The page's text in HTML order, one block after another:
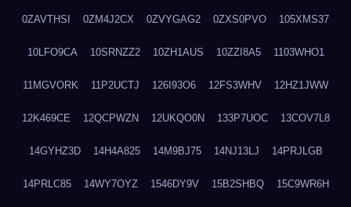
0ZAVTHSI 0ZM4J2CX 0ZVYGAG2 0ZXS0PVO 105XMS37
10LFO9CA 10SRNZZ2 10ZH1AUS 10ZZI8A5 1103WHO1
11MGVORK 11P2UCTJ 126I93O6 12FS3WHV 12HZ1JWW
12K469CE 12QCPWZN 12UKQO0N 133P7UOC 13COV7L8
14GYHZ3D 14H4A825 14M9BJ75 14NJ13LJ 14PRJLGB
14PRLC85 14WY7OYZ 1546DY9V 15B2SHBQ 15C9WR6H